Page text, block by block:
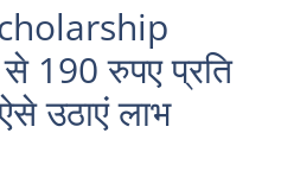
190 रुपए प्रति
उठाएं लाभ